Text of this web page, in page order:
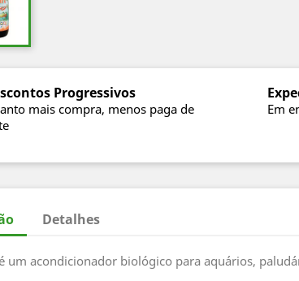
Progressivos
mais compra, menos paga de
Em
Detalhes
um acondicionador biológico para aquários,